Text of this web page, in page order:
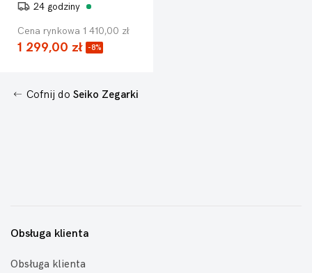
24 godziny
Cena rynkowa 1 410,00 zł
1 299,00 zł -8%
Cofnij do Seiko Zegarki
Obsługa klienta
Obsługa klienta